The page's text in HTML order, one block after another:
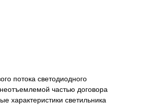
потока светодиодного
частью договора
характеристики светильника